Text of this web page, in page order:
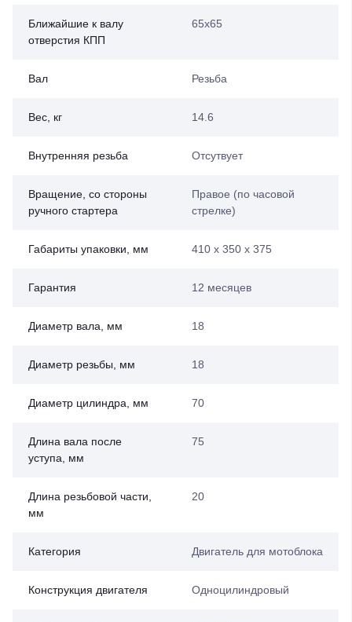
Ближайшие к валу
отверстия КПП
65х65
Вал Резьба
Вес, кг 14.6
Внутренняя резьба Отсутвует
Вращение, со стороны
ручного стартера
Правое (по часовой
стрелке)
Габариты упаковки, мм 410 х 350 х 375
Гарантия 12 месяцев
Диаметр вала, мм 18
Диаметр резьбы, мм 18
Диаметр цилиндра, мм 70
Длина вала после
уступа, мм
75
Длина резьбовой части,
мм
20
Категория Двигатель для мотоблока
Конструкция двигателя Одноцилиндровый